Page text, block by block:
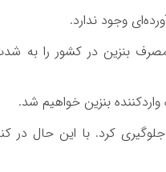
وجود ندارد.
بنزین در کشور را به
بنزین خواهیم شد.
کرد. با این حال در